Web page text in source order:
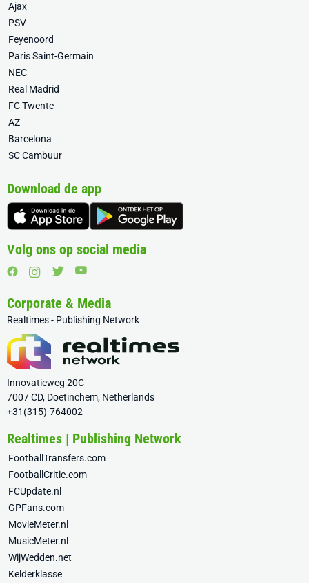
Ajax
PSV
Feyenoord
Paris Saint-Germain
NEC
Real Madrid
FC Twente
AZ
Barcelona
SC Cambuur
Download de app
Volg ons op social media
Corporate & Media
Realtimes - Publishing Network
Innovatieweg 20C
7007 CD, Doetinchem, Netherlands
+31(315)-764002
Realtimes | Publishing Network
FootballTransfers.com
FootballCritic.com
FCUpdate.nl
GPFans.com
MovieMeter.nl
MusicMeter.nl
WijWedden.net
Kelderklasse